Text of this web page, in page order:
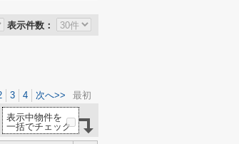
表示件数：
3 4 次へ>> 最初
表示中物件を
一括でチェック